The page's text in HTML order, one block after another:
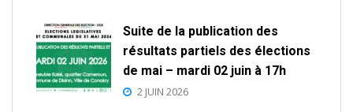
Suite de la publication des
résultats partiels des élections
de mai – mardi 02 juin à 17h
2 JUIN 2026